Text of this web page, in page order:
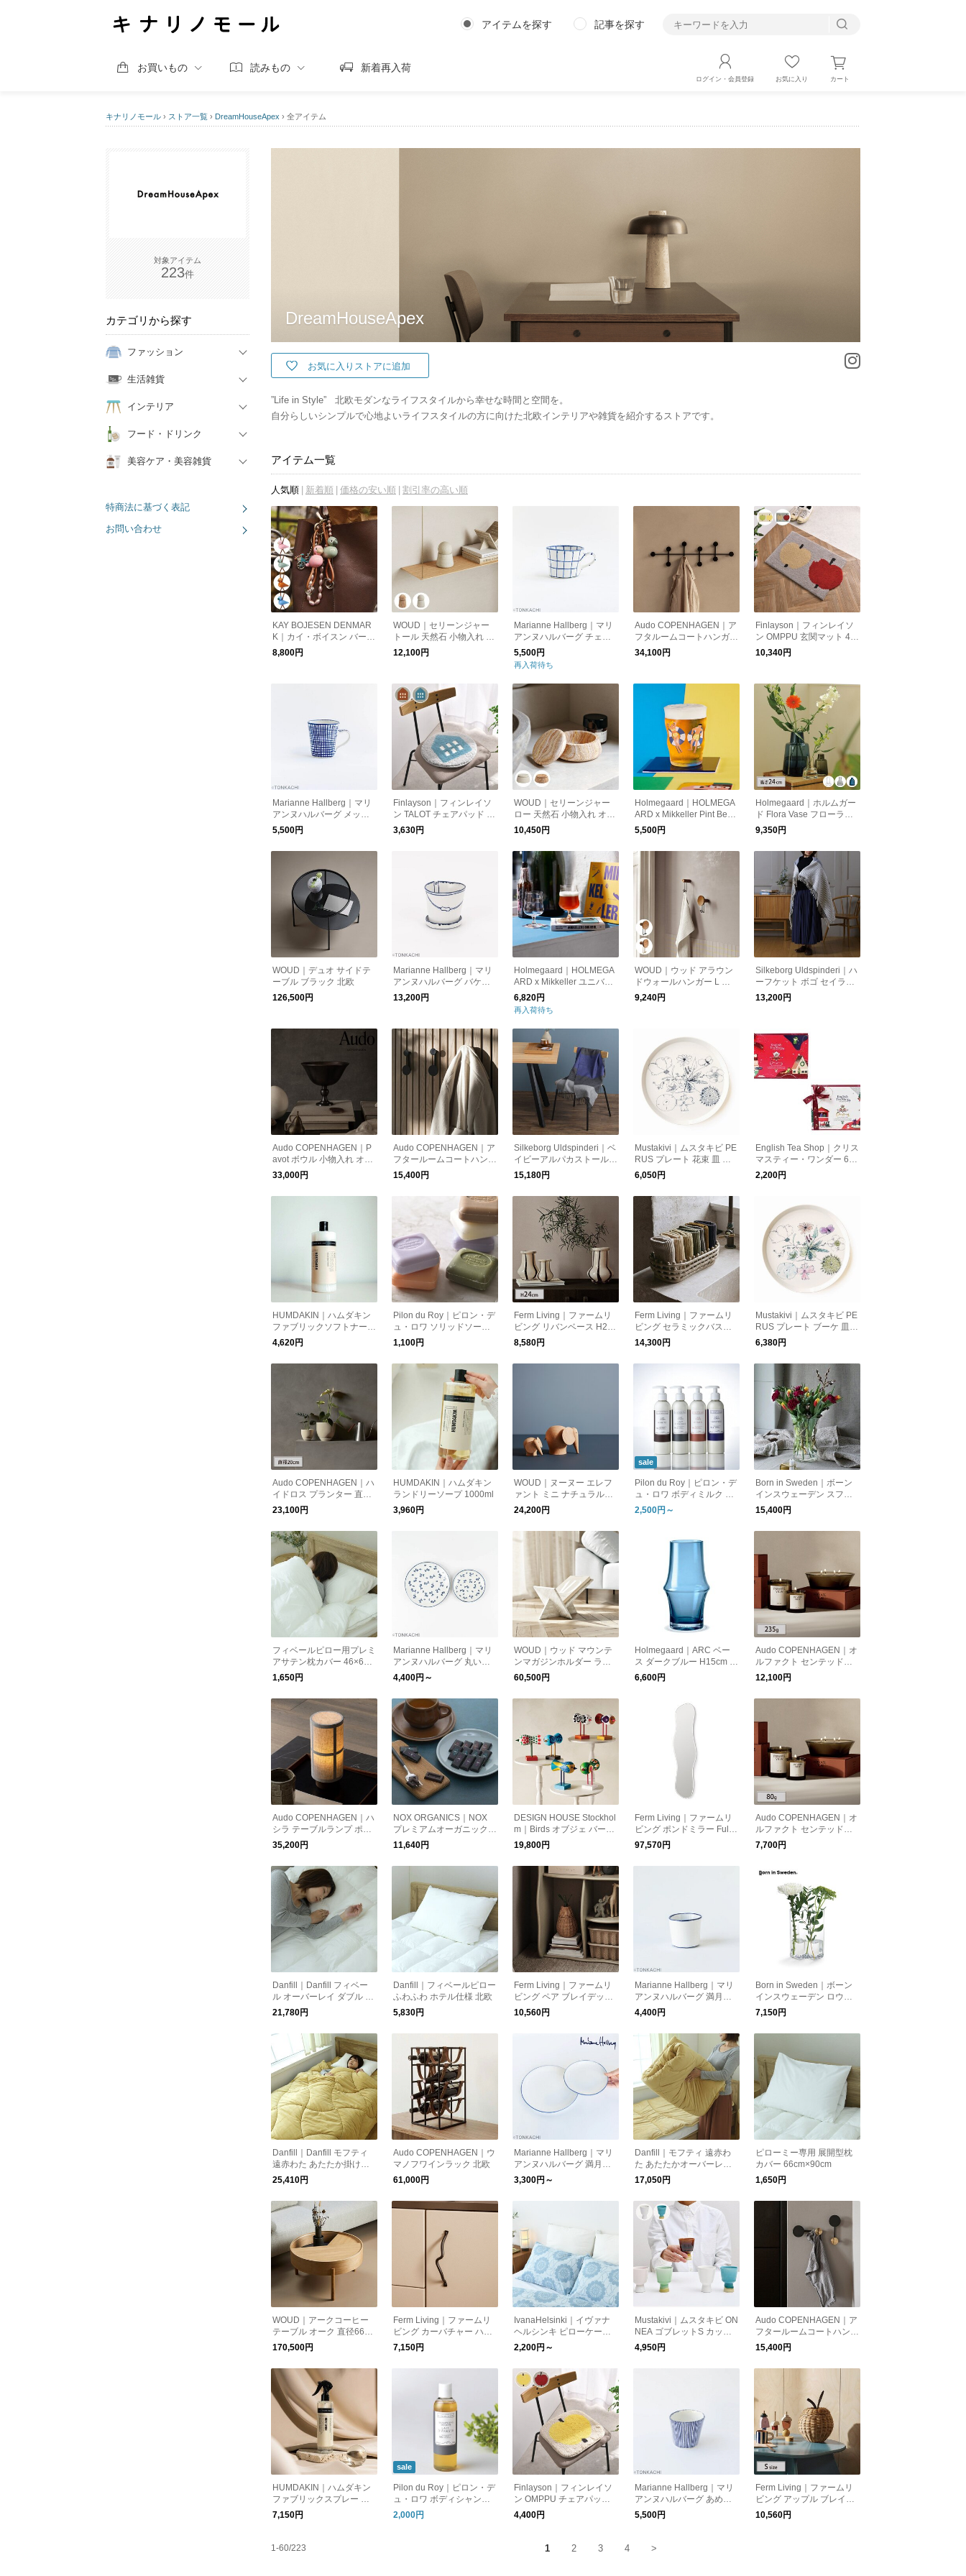
アイテムを探す 記事を探す
お買いもの 読みもの 新着再入荷
ログイン・会員登録 お気に入り カート
キナリノモール › ストア一覧 › DreamHouseApex › 全アイテム
223
カテゴリから探す
ファッション
生活雑貨
インテリア
フード・ドリンク
美容ケア・美容雑貨
特商法に基づく表記
お問い合わせ
DreamHouseApex
お気に入りストアに追加
”Life in Style” 北欧モダンなライフスタイルから幸せな時間と空間を。
自分らしいシンプルで心地よいライフスタイルの方に向けた北欧インテリアや雑貨を紹介するストアです。
アイテム一覧
人気順 新着順 価格の安い順 割引率の高い順
KAY BOJESEN DENMAR
K｜カイ・ボイスン バード
シルバーメタル キーチェ
ーン ナチュラルレザー キ
8,800円
WOUD｜セリーンジャー
トール 天然石 小物入れ オ
ブジェ 置物 収納
12,100円
Marianne Hallberg｜マリ
アンヌハルバーグ チェッ
クのカップ
5,500円
再入荷待ち
Audo COPENHAGEN｜ア
フタルームコートハンガー
Lサイズ ラージ ブラック
アフタールーム 北欧
34,100円
Finlayson｜フィンレイソ
ン OMPPU 玄関マット 45
×70 日本製
10,340円
Marianne Hallberg｜マリ
アンヌハルバーグ メッシ
ュのカップ
5,500円
Finlayson｜フィンレイソ
ン TALOT チェアパッド 日
本製
3,630円
WOUD｜セリーンジャー
ロー 天然石 小物入れ オブ
ジェ 置物 収納
10,450円
Holmegaard｜HOLMEGA
ARD x Mikkeller Pint Beer
Glass 2026 ビアグラス ホ
ルムガード ミッケラー
5,500円
Holmegaard｜ホルムガー
ド Flora Vase フローラベ
ース 高さ24cm 花器 花瓶
ポーランド 吹きガラス
9,350円
WOUD｜デュオ サイドテ
ーブル ブラック 北欧
126,500円
Marianne Hallberg｜マリ
アンヌハルバーグ バケツ
の植木鉢
13,200円
Holmegaard｜HOLMEGA
ARD x Mikkeller ユニバー
サル ビアグラス400ml 2個
セット
6,820円
再入荷待ち
WOUD｜ウッド アラウン
ドウォールハンガー L ウ
ォルナット ブラックフッ
ク/ブラスフック
9,240円
Silkeborg Uldspinderi｜ハ
ーフケット ボゴ セイラー
ブルー 85cm×130cm 膝掛
け 北欧
13,200円
Audo COPENHAGEN｜P
avot ボウル 小物入れ オブ
ジェ
33,000円
Audo COPENHAGEN｜ア
フタールームコートハンガ
ー S ブラック 北欧
15,400円
Silkeborg Uldspinderi｜ベ
イビーアルパカストール
サルタ 北欧
15,180円
Mustakivi｜ムスタキビ PE
RUS プレート 花束 皿 食
器 日本製 磁器 愛媛県 砥部
町 石本藤雄
6,050円
English Tea Shop｜クリス
マスティー・ワンダー 6種
12袋 紅茶 ハーブティー オ
ーガニック 有機JAS
2,200円
HUMDAKIN｜ハムダキン
ファブリックソフトナー 1
000ml 無着色 ヨーロッパ
4,620円
Pilon du Roy｜ピロン・デ
ュ・ロワ ソリッドソープ 1
15g 天然成分 無添加 フラ
ンス
1,100円
Ferm Living｜ファームリ
ビング リバンベース H24
クリーム 花器 花瓶 フラワ
ーベース
8,580円
Ferm Living｜ファームリ
ビング セラミックバスケ
ット オーバル
14,300円
Mustakivi｜ムスタキビ PE
RUS プレート ブーケ 皿
食器 日本製 磁器 愛媛県 砥
部町 石本藤雄
6,380円
Audo COPENHAGEN｜ハ
イドロス プランター 直径
20cm アシェン
23,100円
HUMDAKIN｜ハムダキン
ランドリーソープ 1000ml
3,960円
WOUD｜ヌーヌー エレフ
ァント ミニ ナチュラル
（1点） 北欧
24,200円
sale
Pilon du Roy｜ピロン・デ
ュ・ロワ ボディミルク 天
然成分 無添加 フランス
2,500円～
Born in Sweden｜ボーン
インスウェーデン スフィ
アベース Mサイズ ゴール
ド 花器 北欧
15,400円
フィベールピロー用プレミ
アサテン枕カバー 46×66c
m 日本製
1,650円
Marianne Hallberg｜マリ
アンヌハルバーグ 丸い皿
ローズ
4,400円～
WOUD｜ウッド マウンテ
ンマガジンホルダー ライ
トグレー
60,500円
Holmegaard｜ARC ベー
ス ダークブルー H15cm 花
器 花瓶 北欧
6,600円
Audo COPENHAGEN｜オ
ルファクト センテッドキ
ャンドル 235g 100%植物
由来 アロマキャンドル ロ
ウソク 蝋燭
12,100円
Audo COPENHAGEN｜ハ
シラ テーブルランプ ポー
タブル ロウ 照明 北欧
35,200円
NOX ORGANICS｜NOX
プレミアムオーガニックチ
ョコレート ミックス 90粒
11,640円
DESIGN HOUSE Stockhol
m｜Birds オブジェ バード
鳥 置物
19,800円
Ferm Living｜ファームリ
ビング ポンドミラー Full
鏡 姿見
97,570円
Audo COPENHAGEN｜オ
ルファクト センテッドキ
ャンドル 80g 100%植物由
来 アロマキャンドル ロウ
7,700円
Danfill｜Danfill フィベー
ル オーバーレイ ダブル 約
140×200cm ふわふわ ホテ
ル仕様 北欧
21,780円
Danfill｜フィベールピロー
ふわふわ ホテル仕様 北欧
5,830円
Ferm Living｜ファームリ
ビング ペア ブレイデッド
ストレージ S ナチュラル
洋ナシのかご
10,560円
Marianne Hallberg｜マリ
アンヌハルバーグ 満月を
移す湯呑み
4,400円
Born in Sweden｜ボーン
インスウェーデン ロウベ
ース 2連 クリア 花瓶 花器
フラワーベース
7,150円
Danfill｜Danfill モフティ
遠赤わた あたたか掛けふ
とん セミダブルサイズ 北
25,410円
Audo COPENHAGEN｜ウ
マノフワインラック 北欧
61,000円
Marianne Hallberg｜マリ
アンヌハルバーグ 満月の
皿
3,300円～
Danfill｜モフティ 遠赤わ
た あたたかオーバーレイ
シングルサイズ 北欧
17,050円
ピローミー専用 展開型枕
カバー 66cm×90cm
1,650円
WOUD｜アークコーヒー
テーブル オーク 直径66cm
北欧
170,500円
Ferm Living｜ファームリ
ビング カーバチャー ハン
ドル
7,150円
IvanaHelsinki｜イヴァナ
ヘルシンキ ピローケース
2サイズ 65×45 70×50 パ
ウラクッカ 北欧
2,200円～
Mustakivi｜ムスタキビ ON
NEA ゴブレットS カップ
食器 北欧 磁器 愛媛県 砥部
町 石本藤雄
4,950円
Audo COPENHAGEN｜ア
フタールームコートハンガ
ー S ブラック ブラス 北欧
15,400円
HUMDAKIN｜ハムダキン
ファブリックスプレー カ
モミール＆シーバックソー
ン 300ml 無着色 ヨーロッ
7,150円
sale
Pilon du Roy｜ピロン・デ
ュ・ロワ ボディシャンプ
ー ロバミルク 250ml 天然
成分 無添加 フランス
2,000円
Finlayson｜フィンレイソ
ン OMPPU チェアパッド
日本製
4,400円
Marianne Hallberg｜マリ
アンヌハルバーグ あめふ
るゆのみ
5,500円
Ferm Living｜ファームリ
ビング アップル ブレイデ
ッドストレージ S ナチュ
ラル りんごのかご
10,560円
1-60/223 1 2 3 4 >